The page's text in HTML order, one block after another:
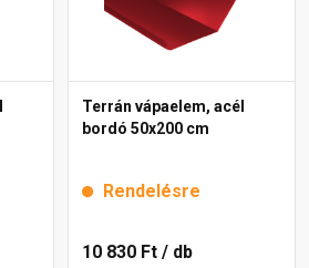
Terrán vápaelem, acél
bordó 50x200 cm
Rendelésre
10 830 Ft / db